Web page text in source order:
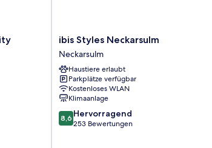
ibis
Styles
Neckarsulm
Neckarsulm
ibis Styles Neckarsulm
Neckarsulm
Haustiere erlaubt
Parkplätze verfügbar
Kostenloses WLAN
Klimaanlage
8.6
von
8,6 Hervorragend
253 Bewertungen